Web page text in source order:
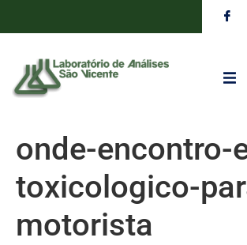
onde-encontro-
toxicologico-
motorista